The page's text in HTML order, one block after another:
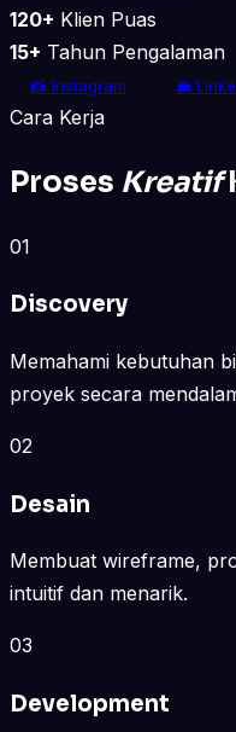
120+ Klien Puas
15+ Tahun Pengalaman
📸 Instagram 💼
Cara Kerja
Proses Kreatif
01
Discovery
Memahami kebutuhan
proyek secara
02
Desain
Membuat wireframe,
intuitif dan menarik.
03
Development